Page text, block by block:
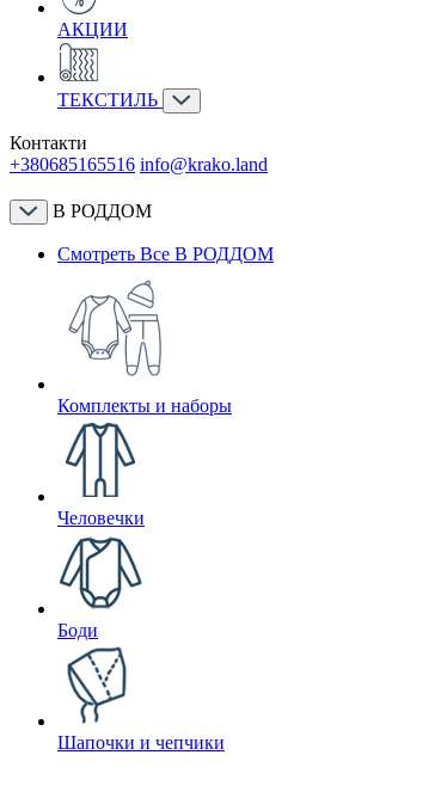
АКЦИИ
ТЕКСТИЛЬ
Контакти
+380685165516 info@krako.land
В РОДДОМ
Смотреть Все В РОДДОМ
Комплекты и наборы
Человечки
Боди
Шапочки и чепчики